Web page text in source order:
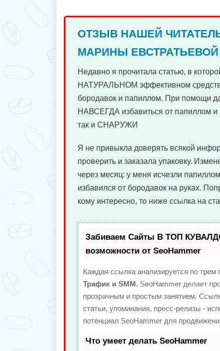
ОТЗЫВ НАШЕЙ
МАРИНЫ ЕВСТРАТЬЕВОЙ
Недавно я прочитала статью, в
НАТУРАЛЬНОМ эффективном
бородавок и папиллом. При помощи
НАВСЕГДА избавиться от папиллом
так и СНАРУЖИ
Я не привыкла доверять всякой
проверить и заказала упаковку.
через месяц: у меня исчезли
избавился от бородавок на руках.
кому интересно, то ниже ссылка на
Забиваем Сайты В ТОП
возможности от SeoHammer
Каждая ссылка анализируется по трем
Трафик и SMM. SeoHammer делает
прозрачным и простым занятием.
статьи, упоминания, пресс-релизы -
потенциал SeoHammer для
Что умеет делать SeoHammer